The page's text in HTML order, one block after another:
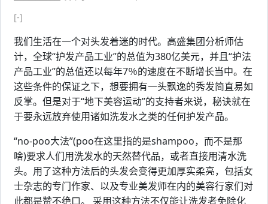
[-]
我们生活在一个对头发着迷的时代。高盛集团分析师估
计，全球“护发产品工业”的总值为380亿美元，并且“护法
产品工业”的总值还以每年7％的速度在不断增长当中。在
这些条件的保证之下，想要拥有一头飘逸的秀发简直易如
反掌。但是对于“地下美容运动”的支持者来说，秘诀就在
于要永远放弃使用诸如洗发水之类的任何护发产品。
“no-poo大法”(poo在这里指的是shampoo，而不是那
啥)要求人们用洗发水的天然替代品，或者直接用清水洗
头。用了这种方法后的头发会变得更加厚实柔亮，包括女
士杂志的专门作家、以及专业美发师在内的美容行家们对
此都是赞不绝口。 采用这种方法不仅能让洗发者免除化